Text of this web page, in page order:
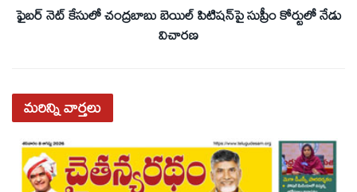
ఫైబర్‌ నెట్‌ కేసులో చంద్రబాబు బెయిల్‌ పిటిషన్‌పై సుప్రీం కోర్టులో నేడు
విచారణ
మరిన్నివార్తలు